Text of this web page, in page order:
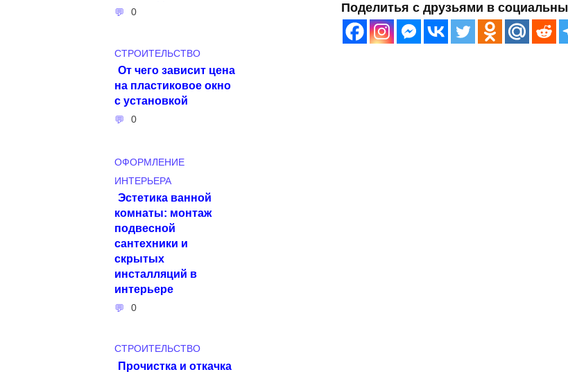
Поделитья с друзьями в
0
СТРОИТЕЛЬСТВО
От чего зависит цена
на пластиковое окно
с установкой
0
ОФОРМЛЕНИЕ
ИНТЕРЬЕРА
Эстетика ванной
комнаты: монтаж
подвесной
сантехники и
скрытых
инсталляций в
интерьере
0
СТРОИТЕЛЬСТВО
Прочистка и откачка